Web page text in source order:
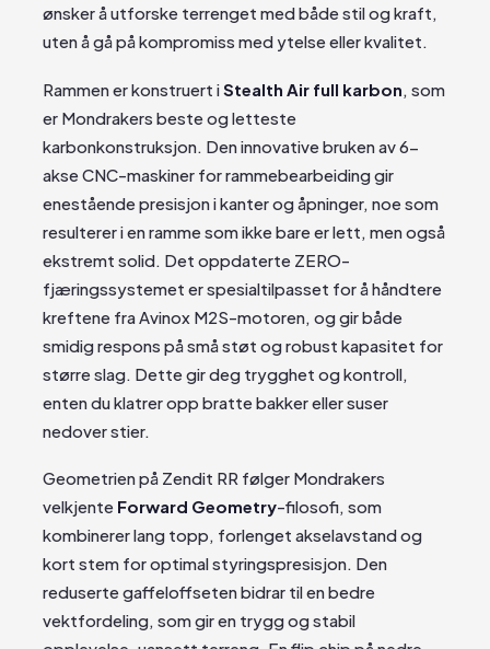
ønsker å utforske terrenget med både stil og kraft,
uten å gå på kompromiss med ytelse eller kvalitet.
Rammen er konstruert iStealth Air full karbon , som
er Mondrakers beste og letteste
karbonkonstruksjon. Den innovative bruken av 6-
akse CNC-maskiner for rammebearbeiding gir
enestående presisjon i kanter og åpninger, noe som
resulterer i en ramme som ikke bare er lett, men også
ekstremt solid. Det oppdaterte ZERO-
fjæringssystemet er spesialtilpasset for å håndtere
kreftene fra Avinox M2S-motoren, og gir både
smidig respons på små støt og robust kapasitet for
større slag. Dette gir deg trygghet og kontroll,
enten du klatrer opp bratte bakker eller suser
nedover stier.
Geometrien på Zendit RR følger Mondrakers
velkjente Forward Geometry-filosofi, som
kombinerer lang topp, forlenget akselavstand og
kort stem for optimal styringspresisjon. Den
reduserte gaffeloffseten bidrar til en bedre
vektfordeling, som gir en trygg og stabil